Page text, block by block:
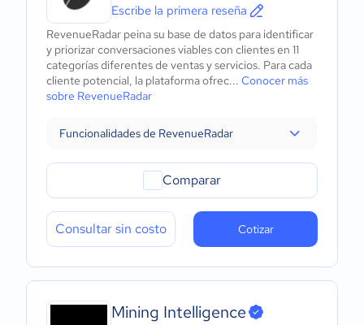
Escribe la primera reseña
RevenueRadar peina su base de datos para identificar
y priorizar conversaciones viables con clientes en 11
categorías diferentes de ventas y servicios. Para cada
cliente potencial, la plataforma ofrec... Conocer más
sobre RevenueRadar
Funcionalidades de RevenueRadar
Comparar
Consultar sin costo Cotizar
Mining Intelligence